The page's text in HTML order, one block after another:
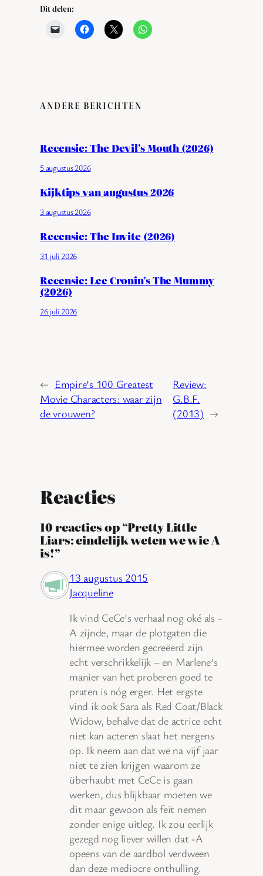
Dit delen:
ANDERE BERICHTEN
Recensie: The Devil’s Mouth (2026)
5 augustus 2026
Kijktips van augustus 2026
3 augustus 2026
Recensie: The Invite (2026)
31 juli 2026
Recensie: Lee Cronin’s The Mummy
(2026)
26 juli 2026
← Empire’s 100 Greatest
Movie Characters: waar zijn
de vrouwen?
Review:
G.B.F.
(2013) →
Reacties
10 reacties op “Pretty Little
Liars: eindelijk weten we wie A
is!”
13 augustus 2015
Jacqueline
Ik vind CeCe’s verhaal nog oké als -
A zijnde, maar de plotgaten die
hiermee worden gecreëerd zijn
echt verschrikkelijk – en Marlene’s
manier van het proberen goed te
praten is nóg erger. Het ergste
vind ik ook Sara als Red Coat/Black
Widow, behalve dat de actrice echt
niet kan acteren slaat het nergens
op. Ik neem aan dat we na vijf jaar
niet te zien krijgen waarom ze
überhaubt met CeCe is gaan
werken, dus blijkbaar moeten we
dit maar gewoon als feit nemen
zonder enige uitleg. Ik zou eerlijk
gezegd nog liever willen dat -A
opeens van de aardbol verdween
dan deze mediocre onthulling.